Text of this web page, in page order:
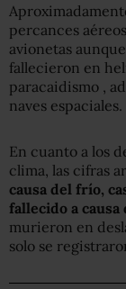
percances
avionetas
fallecieron en
paracaidismo ,
naves espaciales.
En cuanto a los
clima, las cifras
causa del frío,
fallecido a causa
murieron en
solo se